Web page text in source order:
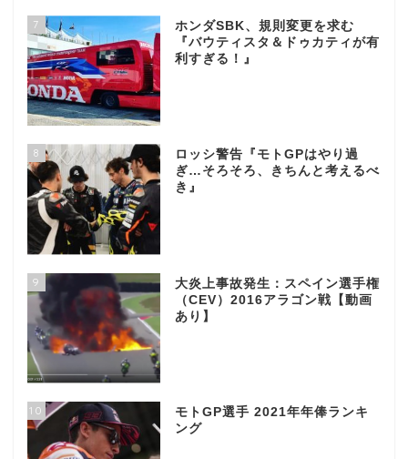
7
ホンダSBK、規則変更を求む
『バウティスタ＆ドゥカティが有
利すぎる！』
8
ロッシ警告『モトGPはやり過
ぎ…そろそろ、きちんと考えるべ
き』
9
大炎上事故発生：スペイン選手権
（CEV）2016アラゴン戦【動画
あり】
10
モトGP選手 2021年年俸ランキ
ング